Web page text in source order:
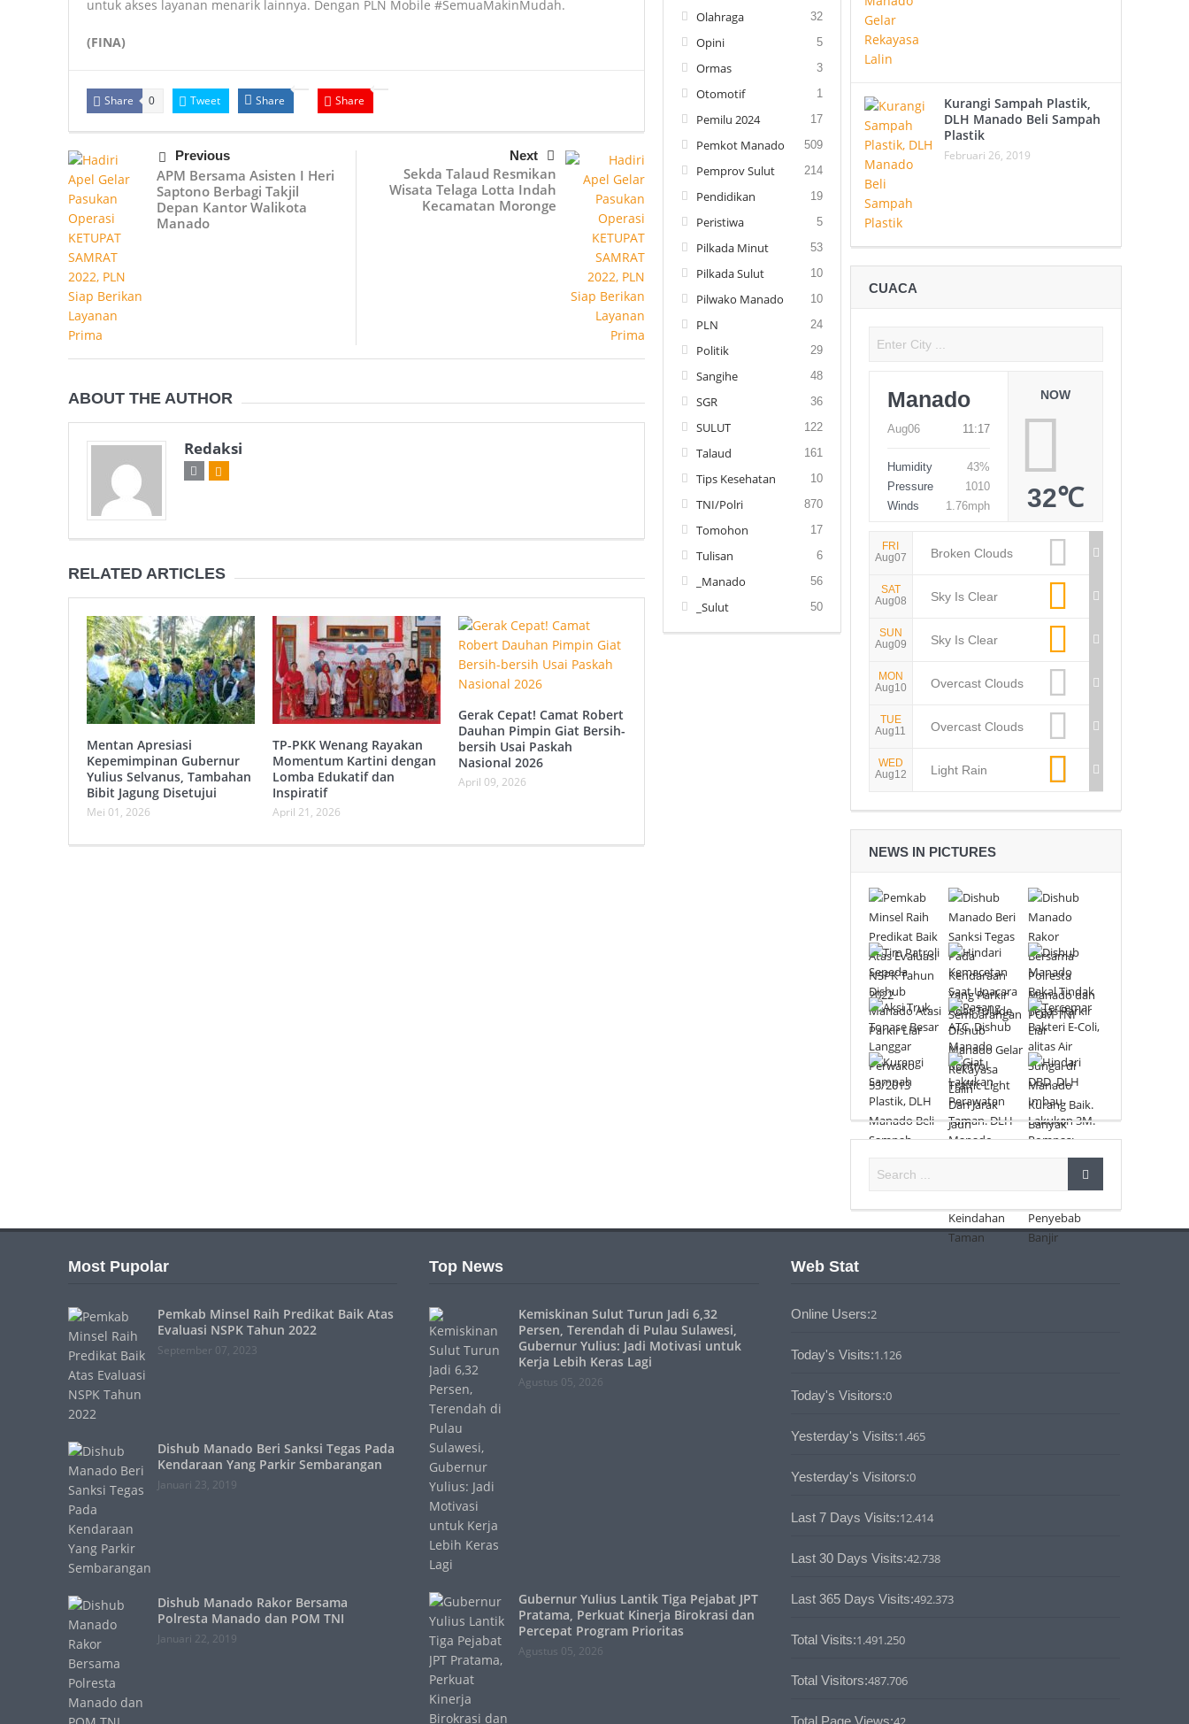
untuk akses layanan menarik lainnya. Dengan PLN Mobile #SemuaMakinMudah.
(FINA)
Share 0 Tweet Share Share
Previous
APM Bersama Asisten I Heri
Saptono Berbagi Takjil
Depan Kantor Walikota
Manado
Next
Sekda Talaud Resmikan
Wisata Telaga Lotta Indah
Kecamatan Moronge
ABOUT THE AUTHOR
Redaksi
RELATED ARTICLES
Mentan Apresiasi
Kepemimpinan Gubernur
Yulius Selvanus, Tambahan
Bibit Jagung Disetujui
Mei 01, 2026
TP-PKK Wenang Rayakan
Momentum Kartini dengan
Lomba Edukatif dan
Inspiratif
April 21, 2026
Gerak Cepat! Camat Robert
Dauhan Pimpin Giat Bersih-
bersih Usai Paskah
Nasional 2026
April 09, 2026
Olahraga 32
Opini 5
Ormas 3
Otomotif 1
Pemilu 2024 17
Pemkot Manado 509
Pemprov Sulut 214
Pendidikan 19
Peristiwa 5
Pilkada Minut 53
Pilkada Sulut 10
Pilwako Manado 10
PLN 24
Politik 29
Sangihe 48
SGR 36
SULUT 122
Talaud 161
Tips Kesehatan 10
TNI/Polri 870
Tomohon 17
Tulisan 6
_Manado 56
_Sulut 50
Kurangi Sampah Plastik,
DLH Manado Beli Sampah
Plastik
Februari 26, 2019
CUACA
Manado
Aug06 11:17
Humidity
43%
Pressure
1010
Winds
1.76mph
NOW
32℃
FRI
Aug07
Broken Clouds
SAT
Aug08
Sky Is Clear
SUN
Aug09
Sky Is Clear
MON
Aug10
Overcast Clouds
TUE
Aug11
Overcast Clouds
WED
Aug12
Light Rain
NEWS IN PICTURES
Most Pupolar
Pemkab Minsel Raih Predikat Baik Atas
Evaluasi NSPK Tahun 2022
September 07, 2023
Dishub Manado Beri Sanksi Tegas Pada
Kendaraan Yang Parkir Sembarangan
Januari 23, 2019
Dishub Manado Rakor Bersama
Polresta Manado dan POM TNI
Januari 22, 2019
Top News
Kemiskinan Sulut Turun Jadi 6,32
Persen, Terendah di Pulau Sulawesi,
Gubernur Yulius: Jadi Motivasi untuk
Kerja Lebih Keras Lagi
Agustus 05, 2026
Gubernur Yulius Lantik Tiga Pejabat JPT
Pratama, Perkuat Kinerja Birokrasi dan
Percepat Program Prioritas
Agustus 05, 2026
Web Stat
Online Users:2
Today's Visits:1.126
Today's Visitors:0
Yesterday's Visits:1.465
Yesterday's Visitors:0
Last 7 Days Visits:12.414
Last 30 Days Visits:42.738
Last 365 Days Visits:492.373
Total Visits:1.491.250
Total Visitors:487.706
Total Page Views: